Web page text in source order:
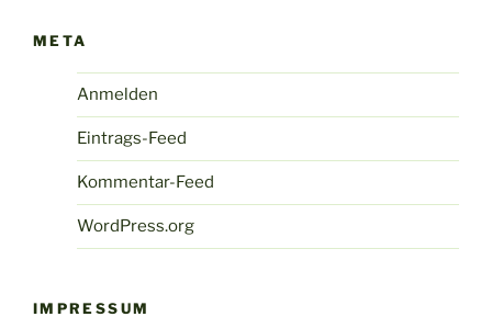
META
Anmelden
Eintrags-Feed
Kommentar-Feed
WordPress.org
IMPRESSUM